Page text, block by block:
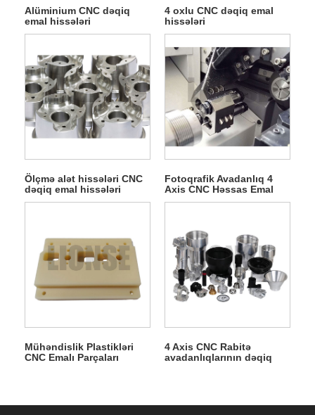
Alüminium CNC dəqiq
emal hissələri
4 oxlu CNC dəqiq emal
hissələri
Ölçmə alət hissələri CNC
dəqiq emal hissələri
Fotoqrafik Avadanlıq 4
Axis CNC Həssas Emal
Hissələri
Mühəndislik Plastikləri
CNC Emalı Parçaları
4 Axis CNC Rabitə
avadanlıqlarının dəqiq